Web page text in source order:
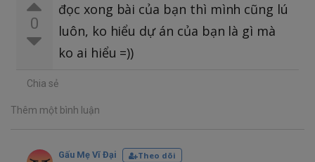
0
đọc xong bài của bạn thì mình cũng lú
luôn, ko hiểu dự án của bạn là gì mà
ko ai hiểu =))
Chia sẻ
Thêm một bình luận
Gấu Mẹ Vĩ Đại
Theo dõi